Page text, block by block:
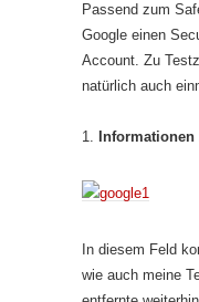
Passend zum
Google einen
Account. Zu
natürlich auch
1.
In diesem Feld
wie auch meine